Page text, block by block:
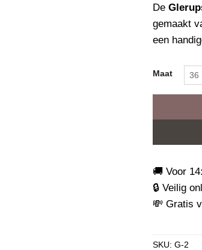
De
gemaakt
een
Maat 36
🚚 Voor
🔒 Veilig
💸 Gratis
SKU: G-2